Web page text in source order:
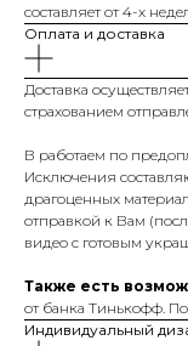
составляет от 4-х
Оплата и доставка
Доставка
страхованием
В работаем по
Исключения
драгоценных
отправкой к Вам
видео с готовым
Также есть
от банка Тинькофф.
Индивидуальный